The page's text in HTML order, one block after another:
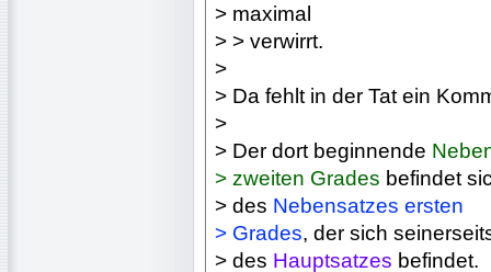
> maximal
> > verwirrt.
>
> Da fehlt in der Tat ein
>
> Der dort beginnende
> zweiten Grades befindet
> des Nebensatzes ersten
> Grades, der sich
> des Hauptsatzes befindet.